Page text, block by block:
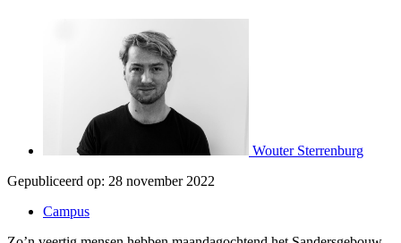
Wouter Sterrenburg
Gepubliceerd op: 28 november 2022
Campus